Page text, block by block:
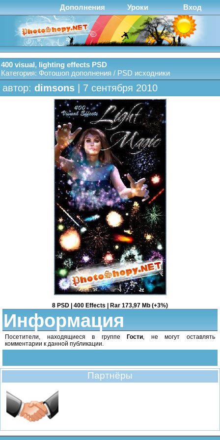
Дополнения Уроки Вход
400 visual, lighting effects PSD
Категория: Фотошоп дополнения / PSD исходники
автор: dimsons | 7 сентября 2010
8 PSD | 400 Effects | Rar 173,97 Mb (+3%)
Информация
Посетители, находящиеся в группе Гости, не могут оставлять
комментарии к данной публикации.
Партнёры